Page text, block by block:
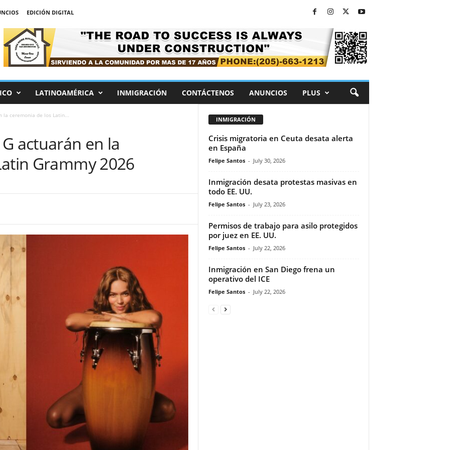
EDICIÓN DIGITAL
LATINOAMÉRICA INMIGRACIÓN CONTÁCTENOS ANUNCIOS PLUS
la ceremonia de los Latin...
actuarán en la
Grammy 2026
INMIGRACIÓN
Crisis migratoria en Ceuta desata alerta
en España
Felipe Santos - July 30, 2026
Inmigración desata protestas masivas en
todo EE. UU.
Felipe Santos - July 23, 2026
Permisos de trabajo para asilo protegidos
por juez en EE. UU.
Felipe Santos - July 22, 2026
Inmigración en San Diego frena un
operativo del ICE
Felipe Santos - July 22, 2026